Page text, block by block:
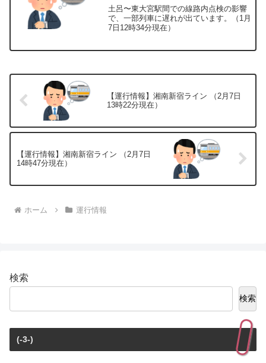
土呂〜東大宮駅間での線路内点検の影響
で、一部列車に遅れが出ています。（1月
7日12時34分現在）
【運行情報】湘南新宿ライン （2月7日
13時22分現在）
【運行情報】湘南新宿ライン （2月7日
14時47分現在）
ホーム 運行情報
検索
検索
(-3-)